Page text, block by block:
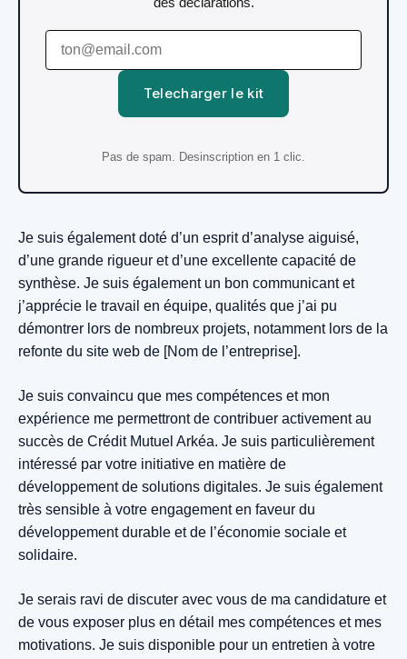
Telecharger le kit
Pas de spam. Desinscription en 1 clic.
Je suis également doté d’un esprit d’analyse aiguisé,
d’une grande rigueur et d’une excellente capacité de
synthèse. Je suis également un bon communicant et
j’apprécie le travail en équipe, qualités que j’ai pu
démontrer lors de nombreux projets, notamment lors de la
refonte du site web de [Nom de l’entreprise].
Je suis convaincu que mes compétences et mon
expérience me permettront de contribuer activement au
succès de Crédit Mutuel Arkéa. Je suis particulièrement
intéressé par votre initiative en matière de
développement de solutions digitales. Je suis également
très sensible à votre engagement en faveur du
développement durable et de l’économie sociale et
solidaire.
Je serais ravi de discuter avec vous de ma candidature et
de vous exposer plus en détail mes compétences et mes
motivations. Je suis disponible pour un entretien à votre